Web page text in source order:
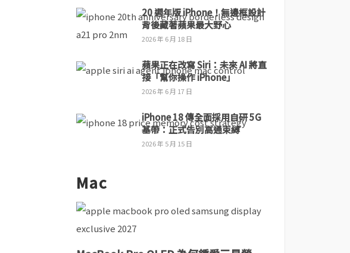
20 週年版 iPhone！無邊框設計
背後藏著蘋果最大野心
2026 年 6 月 18 日
蘋果正在改寫 Siri：未來 AI 將直
接「幫你操作 iPhone」
2026 年 6 月 17 日
iPhone 18 傳全面採用自研 5G
基帶：正式告別高通束縛
2026 年 5 月 15 日
Mac